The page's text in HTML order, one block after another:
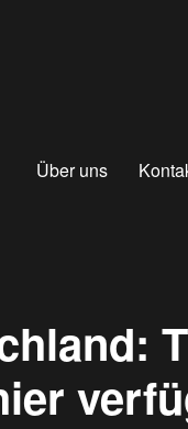
Über uns